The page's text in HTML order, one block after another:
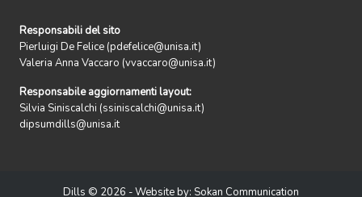
Responsabili del sito
Pierluigi De Felice (pdefelice@unisa.it)
Valeria Anna Vaccaro (vvaccaro@unisa.it)
Responsabile aggiornamenti layout:
Silvia Siniscalchi (ssiniscalchi@unisa.it)
dipsumdills@unisa.it
Dills © 2026 - Website by: Sokan Communication